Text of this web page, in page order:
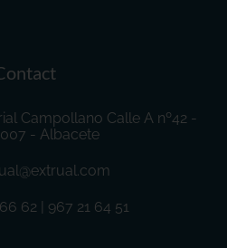
Campollano Calle A nº42 -
- Albacete
62 | 967 21 64 51